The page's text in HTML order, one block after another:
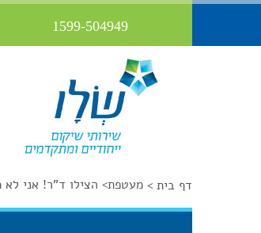
1599-504949
דף בית > מעטפת> הצילו ד"ר! אני לא